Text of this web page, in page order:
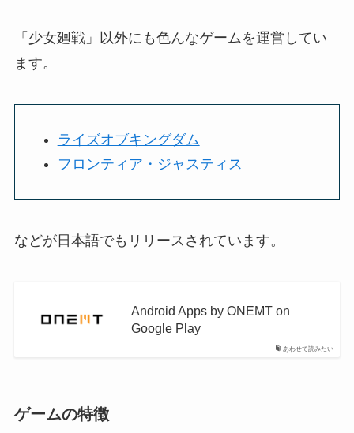
「少女廻戦」以外にも色んなゲームを運営してい
ます。
ライズオブキングダム
フロンティア・ジャスティス
などが日本語でもリリースされています。
あわせて読みたい
Android Apps by ONEMT on
Google Play
ゲームの特徴